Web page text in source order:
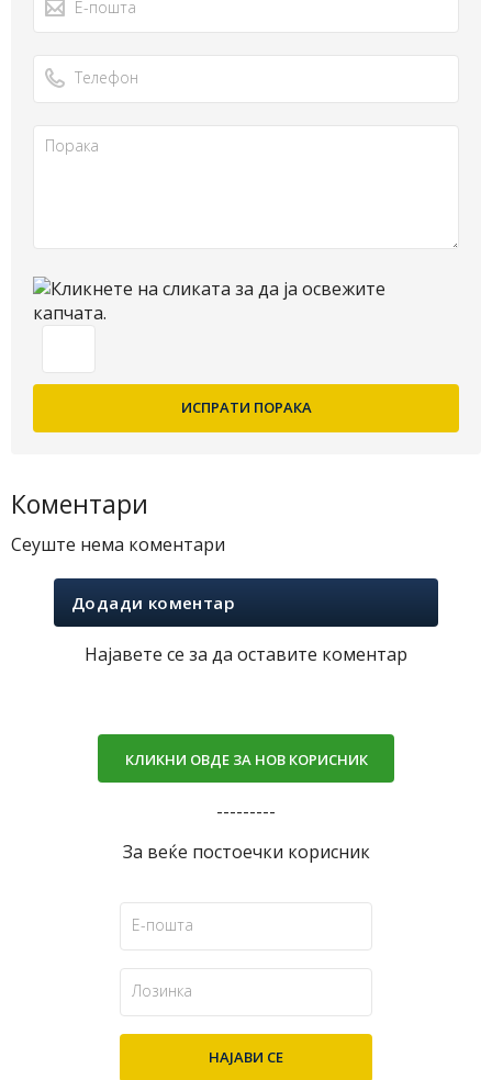
Коментари
Сеуште нема коментари
Додади коментар
Најавете се за да оставите коментар
КЛИКНИ ОВДЕ ЗА НОВ КОРИСНИК
---------
За веќе постоечки корисник